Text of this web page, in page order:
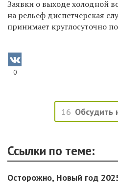
Заявки о выходе холодной
на рельеф диспетчерская
принимает круглосуточно
0
16 Обсудить
Ссылки по теме:
Осторожно, Новый год